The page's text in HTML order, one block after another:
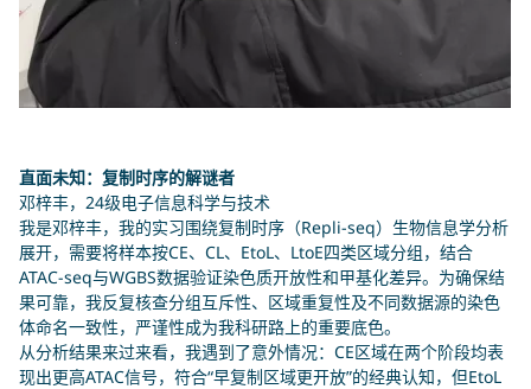
直面未知：复制时序的解谜者
邓梓丰，24级电子信息科学与技术
我是邓梓丰，我的实习围绕复制时序（Repli-seq）生物信息学分析
展开，需要将样本按CE、CL、EtoL、LtoE四类区域分组，结合
ATAC-seq与WGBS数据验证染色质开放性和甲基化差异。为确保结
果可靠，我反复核查分组互斥性、区域重复性及不同数据源的染色
体命名一致性，严谨性成为我科研路上的重要底色。
从分析结果来过来看，我遇到了意外情况：CE区域在两个阶段均表
现出更高ATAC信号，符合“早复制区域更开放”的经典认知，但EtoL